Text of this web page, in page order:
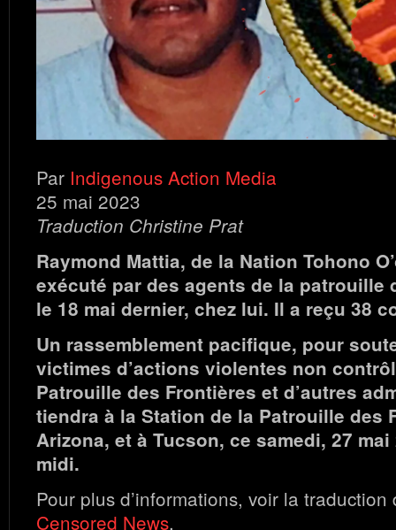
Par Indigenous Action Media
25 mai 2023
Traduction Christine Prat
Raymond Mattia, de la Nation Tohono
exécuté par des agents de la patrouille
le 18 mai dernier, chez lui. Il a reçu 38
Un rassemblement pacifique, pour
victimes d’actions violentes non
Patrouille des Frontières et d’autres
tiendra à la Station de la Patrouille des
Arizona, et à Tucson, ce samedi, 27 mai
midi.
Pour plus d’informations, voir la traduction
Censored News.